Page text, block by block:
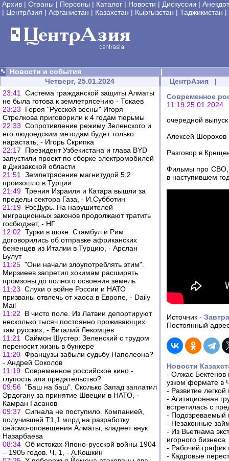
Архив | Страны | Персоны | Каталог | Новости | Дискуссии |
| ЦентрАзия | Афганистан | Казахстан | Кыргызстан | Таджикистан |
Новости и события
|
Четверг, 25.01.2024
23:41
Система гражданской защиты Алматы
не была готова к землетрясению - Токаев
23:23
Героя "Русской весны" Игоря
Стрелкова приговорили к 4 годам тюрьмы
22:33 Сопротивление режиму Зеленского и
его людоедским методам будет только
нарастать, - Игорь Скрипка
22:17
Президент Узбекистана и глава BYD
запустили проект по сборке электромобилей
в Джизакской области
21:51
Землетрясение магнитудой 5,2
произошло в Турции
21:49 Трения Израиля и Катара вышли за
пределы сектора Газа, - И.Субботин
21:19 РосДурь. На нарушителей
миграционных законов продолжают тратить
госбюджет, - НГ
12:02 Турки в шоке. Стамбул и Рим
договорились об отправке африканских
беженцев из Италии в Турцию, - Арслан
Булут
11:25 "Они начали злоупотреблять этим".
Мирзиеев запретил хокимам расширять
промзоны до полного освоения земель
11:23 Слухи о войне России и НАТО
призваны отвлечь от хаоса в Европе, - Daily
Mail
11:22
В чисто поле. Из Латвии депортируют
несколько тысяч постоянно проживающих
там русских, - Виталий Лекомцев
11:21
Саймон Шустер: Зеленский с трудом
переносит жизнь в бункере
11:20 Французы забыли судьбу Наполеона?
- Андрей Соколов
11:19 Современное российское кино -
глупость или предательство?
09:56 "Баш на баш". Сколько Запад заплатил
Эрдогану за принятие Швеции в НАТО, -
Камран Гасанов
09:37 Сигнала не поступило. Компанией,
получившей Т1,1 млрд на разработку
сейсмо-оповещения Алматы, владеет внук
Назарбаева
08:34 Об истоках Японо-русской войны 1904
– 1905 годов. Ч. 1, - А.Кошкин
ЦентрАзия |
Современное
11:19 25.01.2024
очередной
Алексей Шорохов
Разговор в
Фильмы про СВО,
в наступившем
Источник - Завтра
Постоянный
Новости
- Олжас Бектенов
узком формате в
- Развитие
- Агитационная
встретилась с
- Подозреваемый
- Незаконные
- Из Вьетнама
игорного бизнеса
- Рабочий график
- Кадровые